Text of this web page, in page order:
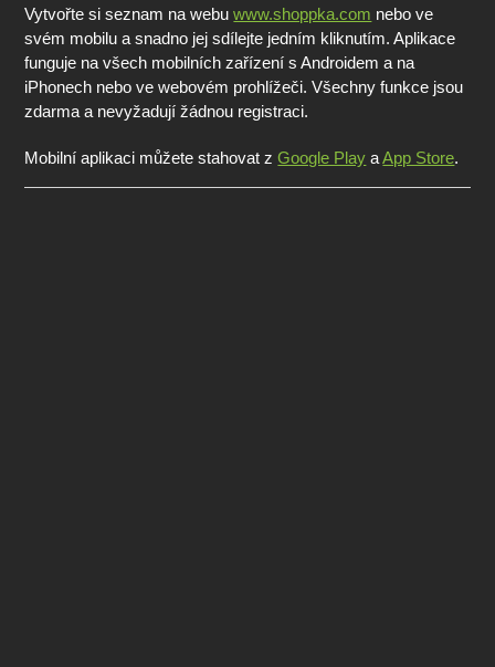
Vytvořte si seznam na webuwww.shoppka.com nebo ve
svém mobilu a snadno jej sdílejte jedním kliknutím. Aplikace
funguje na všech mobilních zařízení s Androidem a na
iPhonech nebo ve webovém prohlížeči. Všechny funkce jsou
zdarma a nevyžadují žádnou registraci.
Mobilní aplikaci můžete stahovat zGoogle Play aApp Store.